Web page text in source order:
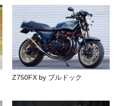
Z750FX by ブルドック